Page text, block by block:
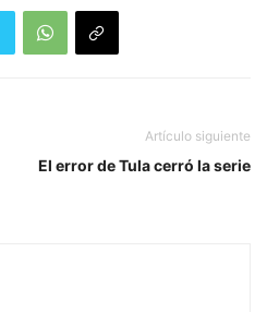
Artículo siguiente
El error de Tula cerró la serie